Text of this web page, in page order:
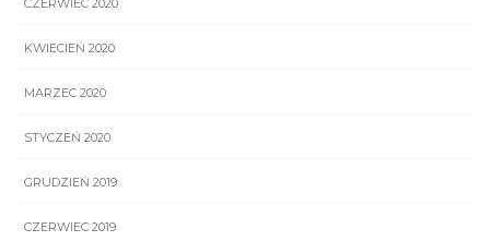
CZERWIEC 2020
KWIECIEŃ 2020
MARZEC 2020
STYCZEŃ 2020
GRUDZIEŃ 2019
CZERWIEC 2019